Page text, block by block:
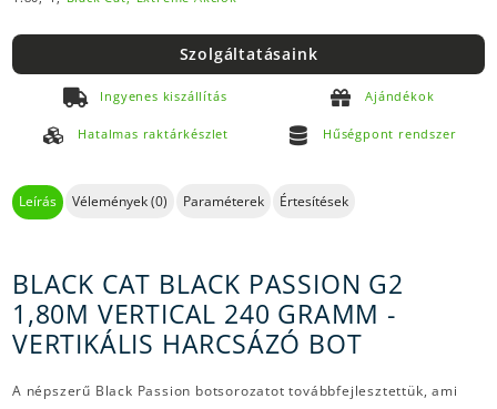
Szolgáltatásaink
Ingyenes kiszállítás Ajándékok
Hatalmas raktárkészlet Hűségpont rendszer
Leírás Vélemények (0) Paraméterek Értesítések
BLACK CAT BLACK PASSION G2
1,80M VERTICAL 240 GRAMM -
VERTIKÁLIS HARCSÁZÓ BOT
A népszerű Black Passion botsorozatot továbbfejlesztettük, ami